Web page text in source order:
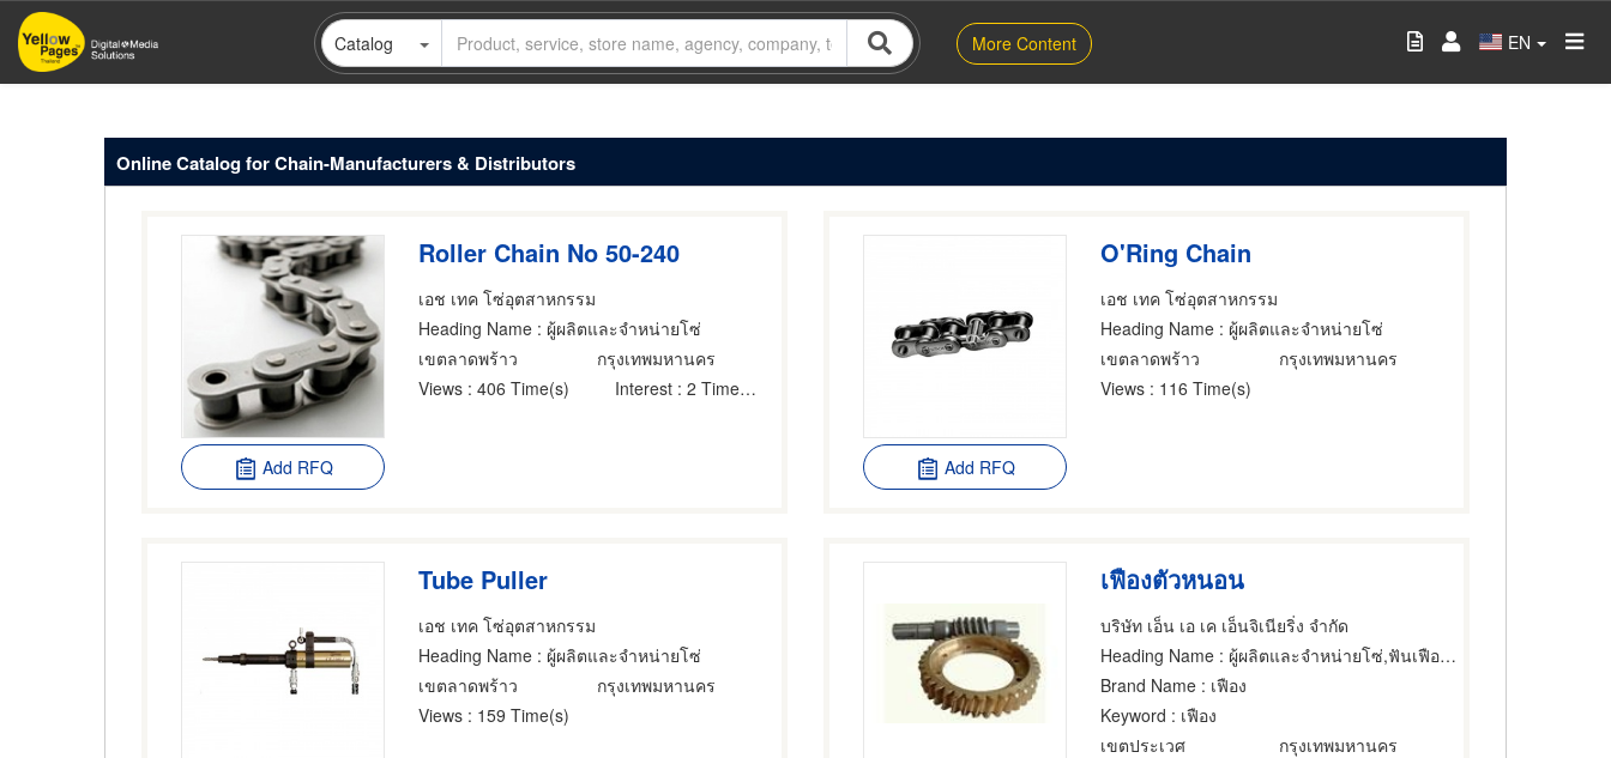
Skip
main
Catalog More Content EN
Online Catalog for Chain-Manufacturers & Distributors
Add RFQ
Roller Chain No 50-240
เอช เทค โซ่อุตสาหกรรม
Heading Name : ผู้ผลิตและจำหน่ายโซ่
เขตลาดพร้าว
กรุงเทพมหานคร
Views : 406 Time(s) Interest : 2 Time(s)
Add RFQ
O'Ring Chain
เอช เทค โซ่อุตสาหกรรม
Heading Name : ผู้ผลิตและจำหน่ายโซ่
เขตลาดพร้าว
กรุงเทพมหานคร
Views : 116 Time(s)
Tube Puller
เอช เทค โซ่อุตสาหกรรม
Heading Name : ผู้ผลิตและจำหน่ายโซ่
เขตลาดพร้าว
กรุงเทพมหานคร
Views : 159 Time(s)
เฟืองตัวหนอน
บริษัท เอ็น เอ เค เอ็นจิเนียริ่ง จำกัด
Heading Name : ผู้ผลิตและจำหน่ายโซ่,ฟันเฟือง,เครื่องใช้เกี่ยวกับสายพานเครื่องยนต์
Brand Name : เฟือง
Keyword : เฟือง
เขตประเวศ
กรุงเทพมหานคร